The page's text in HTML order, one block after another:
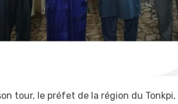
tour, le préfet de la région du